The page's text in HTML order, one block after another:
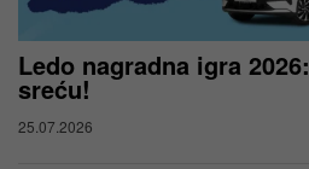
Ledo nagradna igra
sreću!
25.07.2026